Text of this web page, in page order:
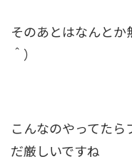
そのあとはなんとか
＾）
こんなのやってた
だ厳しいですね